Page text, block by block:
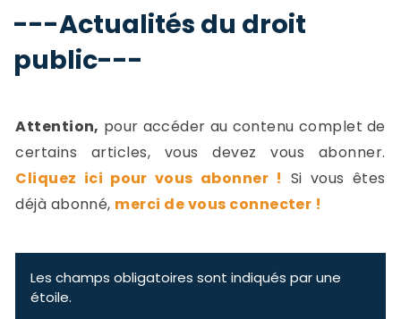
Droit privé ---
Abonnement aux actualités
---Actualités du droit
public---
Attention, pour accéder au contenu complet de
certains articles, vous devez vous abonner.
Cliquez ici pour vous abonner ! Si vous êtes
déjà abonné, merci de vous connecter !
Les champs obligatoires sont indiqués par une
étoile.